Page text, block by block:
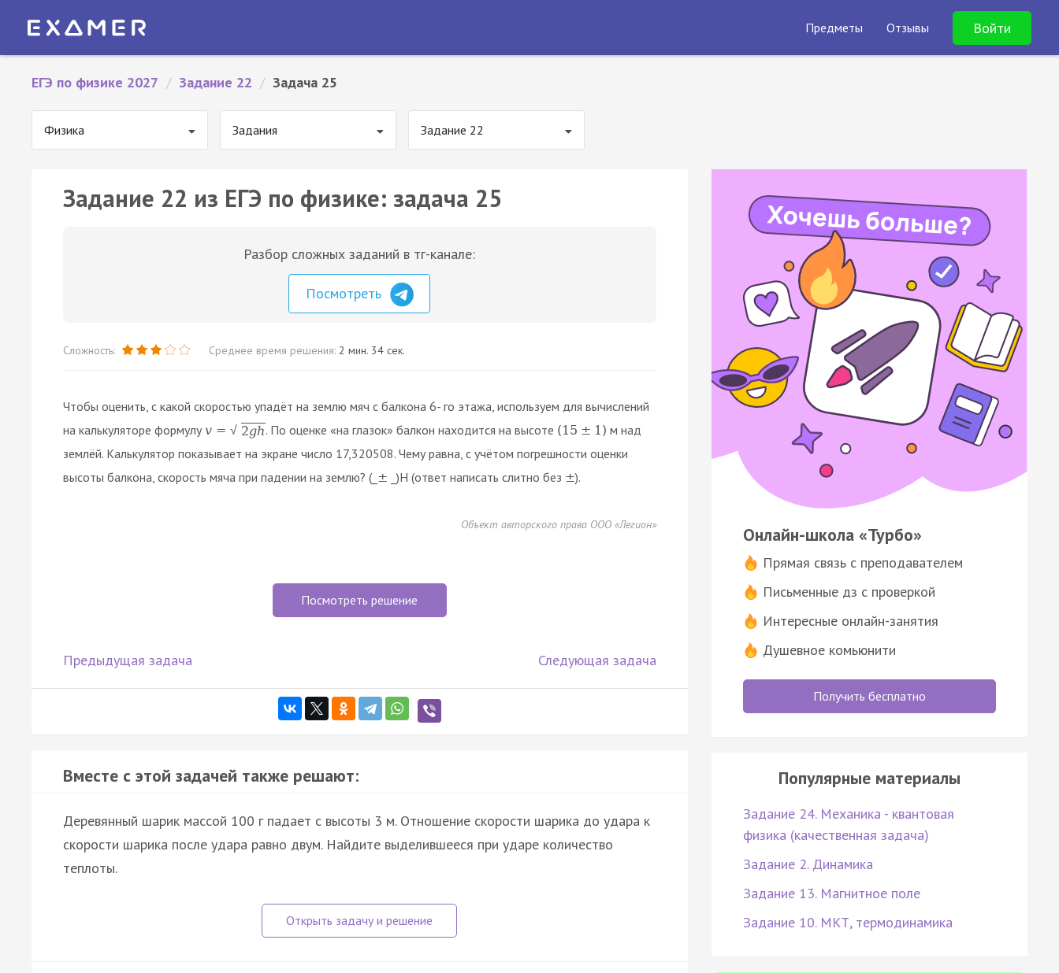
Предметы Отзывы Войти
ЕГЭ по физике 2027 / Задание 22 / Задача 25
Физика Задания Задание 22
Задание 22 из ЕГЭ по физике: задача 25
Разбор сложных заданий в тг-канале:
Посмотреть
Сложность: Среднее время решения: 2 мин. 34 сек.
Чтобы оценить, с какой скоростью упадёт на землю мяч с балкона 6- го этажа, используем для вычислений
на калькуляторе формулуv = √ 2gh. По оценке «на глазок» балкон находится на высоте (15 ± 1 ) м над
землёй. Калькулятор показывает на экране число 17,320508. Чему равна, с учётом погрешности оценки
высоты балкона, скорость мяча при падении на землю? (_ ± _)H (ответ написать слитно без ±).
Объект авторского права ООО «Легион»
Посмотреть решение
Предыдущая задача Следующая задача
Вместе с этой задачей также решают:
Деревянный шарик массой 100 г падает с высоты 3 м. Отношение скорости шарика до удара к
скорости шарика после удара равно двум. Найдите выделившееся при ударе количество
теплоты.
Онлайн-школа «Турбо»
Прямая связь с преподавателем
Письменные дз с проверкой
Интересные онлайн-занятия
Душевное комьюнити
Получить бесплатно
Популярные материалы
Задание 24. Механика - квантовая
физика (качественная задача)
Задание 2. Динамика
Задание 13. Магнитное поле
Задание 10. МКТ, термодинамика